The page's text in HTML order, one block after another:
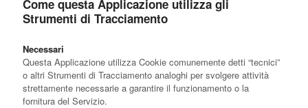
Come questa Applicazione utilizza gli
Strumenti di Tracciamento
Necessari
Questa Applicazione utilizza Cookie comunemente detti “tecnici”
o altri Strumenti di Tracciamento analoghi per svolgere attività
strettamente necessarie a garantire il funzionamento o la
fornitura del Servizio.